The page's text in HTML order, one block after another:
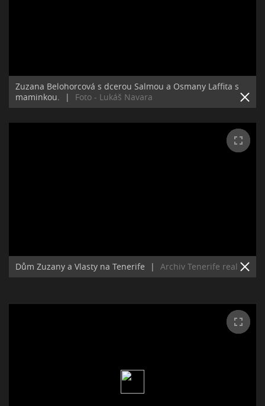
Zuzana Belohorcová s dcerou Salmou a Osmany Laffita s
maminkou.
| Foto - Lukáš Navara
Dům Zuzany a Vlasty na Tenerife | Archiv Tenerife real